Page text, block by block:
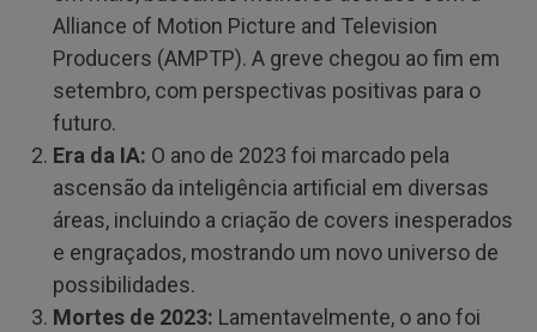
Alliance of Motion Picture and Television
Producers (AMPTP). A greve chegou ao fim em
setembro, com perspectivas positivas para o
futuro.
Era da IA: O ano de 2023 foi marcado pela
ascensão da inteligência artificial em diversas
áreas, incluindo a criação de covers inesperados
e engraçados, mostrando um novo universo de
possibilidades.
Mortes de 2023: Lamentavelmente, o ano foi